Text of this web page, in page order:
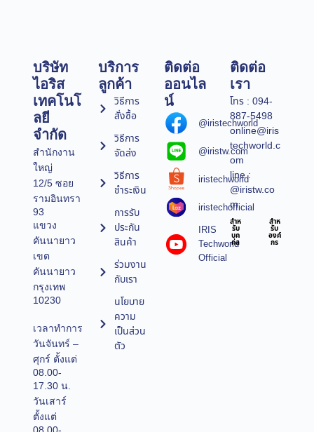
บริษัท
ไอริส
เทคโนโ
ลยี
จำกัด
สำนักงาน
ใหญ่
12/5 ซอย
รามอินทรา
93
แขวง
คันนายาว
เขต
คันนายาว
กรุงเทพ
10230
เวลาทำการ
วันจันทร์ –
ศุกร์ ตั้งแต่
08.00-
17.30 น.
วันเสาร์
ตั้งแต่
บริการ
ลูกค้า
วิธีการ
สั่งซื้อ
วิธีการ
จัดส่ง
วิธีการ
ชำระเงิน
การรับ
ประกัน
สินค้า
ร่วมงาน
กับเรา
นโยบาย
ความ
เป็นส่วน
ตัว
ติดต่อ
ออนไล
น์
@iristechworld
@iristw.com
iristechworld
iristechofficial
IRIS
Techworld
Official
ติดต่อ
เรา
โทร : 094-
887-5498
online@iris
techworld.c
om
line :
@iristw.co
m
สำห
รับ
บุค
คล
สำห
รับ
องค์
กร